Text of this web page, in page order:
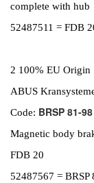
complete with hub
52487511 = FDB
2 100% EU Origin
ABUS
Code: BRSP 81-
Magnetic body
FDB 20
52487567 = BRSP